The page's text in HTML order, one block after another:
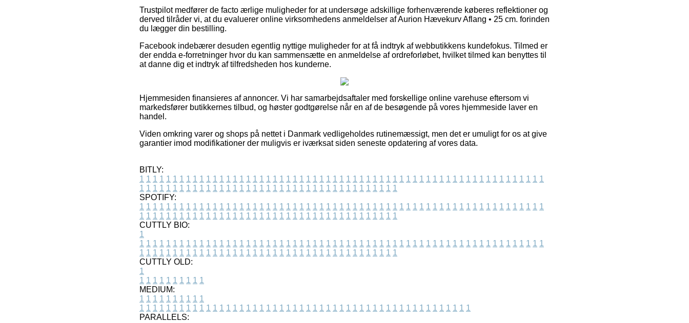
Trustpilot medfører de facto ærlige muligheder for at undersøge adskillige forhenværende køberes reflektioner og
derved tilråder vi, at du evaluerer online virksomhedens anmeldelser af Aurion Hævekurv Aflang • 25 cm. forinden
du lægger din bestilling.
Facebook indebærer desuden egentlig nyttige muligheder for at få indtryk af webbutikkens kundefokus. Tilmed er
der endda e-forretninger hvor du kan sammensætte en anmeldelse af ordreforløbet, hvilket tilmed kan benyttes til
at danne dig et indtryk af tilfredsheden hos kunderne.
Hjemmesiden finansieres af annoncer. Vi har samarbejdsaftaler med forskellige online varehuse eftersom vi
markedsfører butikkernes tilbud, og høster godtgørelse når en af de besøgende på vores hjemmeside laver en
handel.
Viden omkring varer og shops på nettet i Danmark vedligeholdes rutinemæssigt, men det er umuligt for os at give
garantier imod modifikationer der muligvis er iværksat siden seneste opdatering af vores data.
BITLY:
1 1 1 1 1 1 1 1 1 1 1 1 1 1 1 1 1 1 1 1 1 1 1 1 1 1 1 1 1 1 1 1 1 1 1 1 1 1 1 1 1 1 1 1 1 1 1 1 1 1 1 1 1 1 1 1 1 1 1 1 1
1 1 1 1 1 1 1 1 1 1 1 1 1 1 1 1 1 1 1 1 1 1 1 1 1 1 1 1 1 1 1 1 1 1 1 1 1 1 1
SPOTIFY:
1 1 1 1 1 1 1 1 1 1 1 1 1 1 1 1 1 1 1 1 1 1 1 1 1 1 1 1 1 1 1 1 1 1 1 1 1 1 1 1 1 1 1 1 1 1 1 1 1 1 1 1 1 1 1 1 1 1 1 1 1
1 1 1 1 1 1 1 1 1 1 1 1 1 1 1 1 1 1 1 1 1 1 1 1 1 1 1 1 1 1 1 1 1 1 1 1 1 1 1
CUTTLY BIO:
1
1 1 1 1 1 1 1 1 1 1 1 1 1 1 1 1 1 1 1 1 1 1 1 1 1 1 1 1 1 1 1 1 1 1 1 1 1 1 1 1 1 1 1 1 1 1 1 1 1 1 1 1 1 1 1 1 1 1 1 1 1
1 1 1 1 1 1 1 1 1 1 1 1 1 1 1 1 1 1 1 1 1 1 1 1 1 1 1 1 1 1 1 1 1 1 1 1 1 1 1
CUTTLY OLD:
1
1 1 1 1 1 1 1 1 1 1
MEDIUM:
1 1 1 1 1 1 1 1 1 1
1 1 1 1 1 1 1 1 1 1 1 1 1 1 1 1 1 1 1 1 1 1 1 1 1 1 1 1 1 1 1 1 1 1 1 1 1 1 1 1 1 1 1 1 1 1 1 1 1 1
PARALLELS: